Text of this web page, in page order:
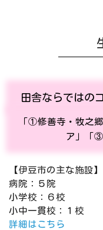
田舎ならではの
「①修善寺・牧之郷
ア」
「
【伊豆市の主な施設】
病院：５院 こど
小学校：６校
小中一貫校：１校
詳細はこちら